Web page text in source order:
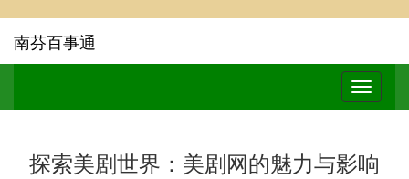
南芬百事通
探索美剧世界：美剧网的魅力与影响